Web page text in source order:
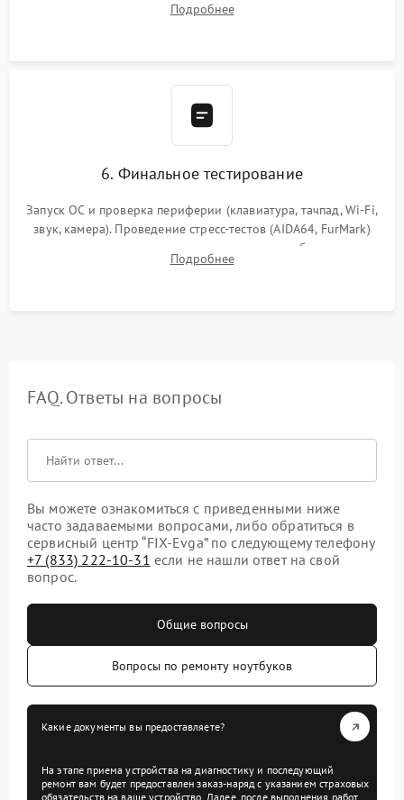
шлейфов, модулей памяти и накопителей. Предварительная
Подробнее
6. Финальное тестирование
Запуск ОС и проверка периферии (клавиатура, тачпад, Wi-Fi,
звук, камера). Проведение стресс-тестов (AIDA64, FurMark)
для контроля температурного режима и стабильности
системы под пиковой нагрузкой.
Подробнее
FAQ. Ответы на вопросы
Вы можете ознакомиться с приведенными ниже
часто задаваемыми вопросами, либо обратиться в
сервисный центр “FIX-Evga” по следующему телефону
+7 (833) 222-10-31 если не нашли ответ на свой
вопрос.
Общие вопросы
Вопросы по ремонту ноутбуков
Какие документы вы предоставляете?
На этапе приема устройства на диагностику и последующий
ремонт вам будет предоставлен заказ-наряд с указанием страховых
обязательств на ваше устройство. Далее, после выполнения работ